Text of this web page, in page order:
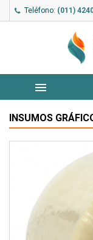
Teléfono: (011)

INSUMOS